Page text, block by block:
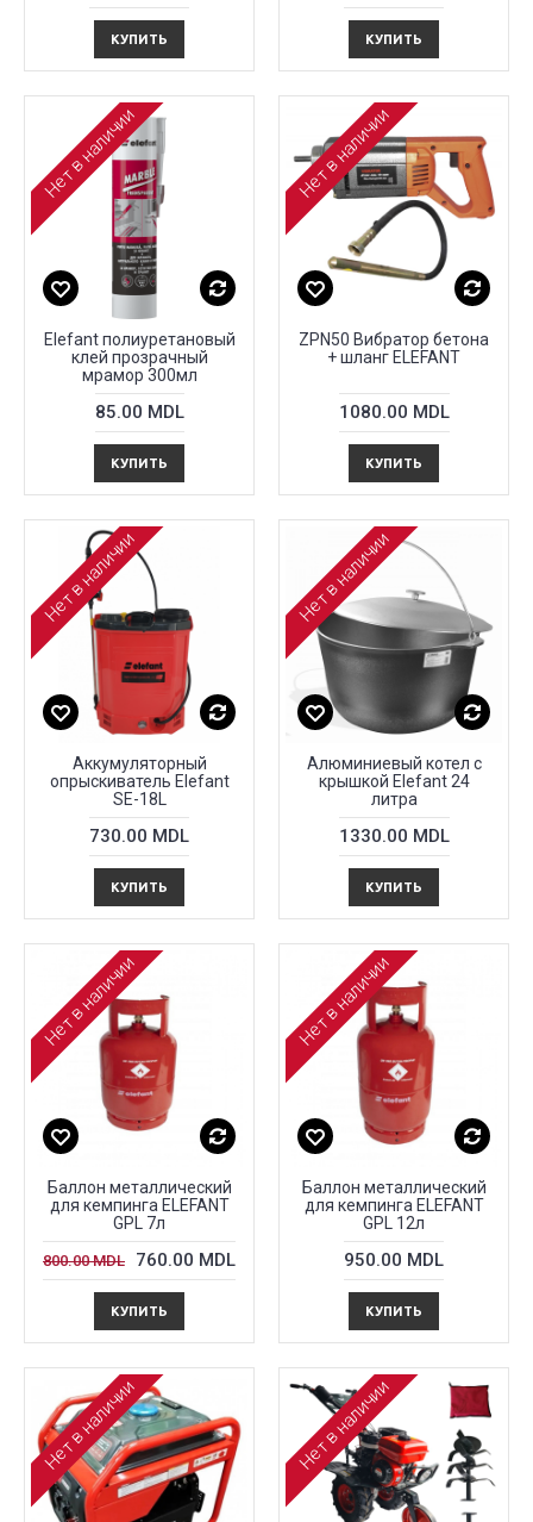
КУПИТЬ КУПИТЬ
Нет в наличии
Elefant полиуретановый
клей прозрачный
мрамор 300мл
85.00 MDL
КУПИТЬ
Нет в наличии
ZPN50 Вибратор бетона
+ шланг ELEFANT
1080.00 MDL
КУПИТЬ
Нет в наличии
Аккумуляторный
опрыскиватель Elefant
SE-18L
730.00 MDL
КУПИТЬ
Нет в наличии
Алюминиевый котел с
крышкой Elefant 24
литра
1330.00 MDL
КУПИТЬ
Нет в наличии
Баллон металлический
для кемпингa ELEFANT
GPL 7л
800.00 MDL 760.00 MDL
КУПИТЬ
Нет в наличии
Баллон металлический
для кемпингa ELEFANT
GPL 12л
950.00 MDL
КУПИТЬ
Нет в наличии Нет в наличии